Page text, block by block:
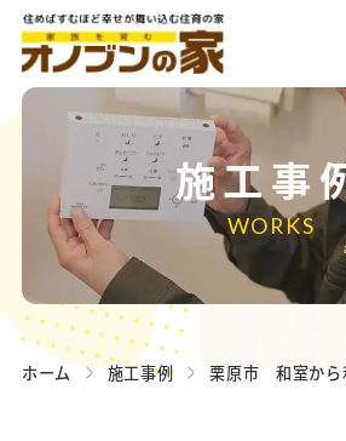
施工事
WORKS
ホーム 施工事例 栗原市 和室から